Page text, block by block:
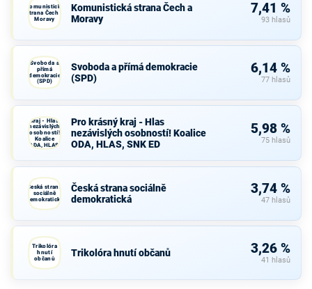
Komunistická
strana Čech a
Moravy
Komunistická strana Čech a
Moravy
7,41 %
93 hlasů
Svoboda a
přímá
demokracie
(SPD)
Svoboda a přímá demokracie
(SPD)
6,14 %
77 hlasů
kraj - Hlas
nezávislých
osobností!
Koalice
ODA, HLAS,
SNK ED
Pro krásný kraj - Hlas
nezávislých osobností! Koalice
ODA, HLAS, SNK ED
5,98 %
75 hlasů
Česká strana
sociálně
demokratická
Česká strana sociálně
demokratická
3,74 %
47 hlasů
Trikolóra
hnutí
občanů
Trikolóra hnutí občanů 3,26 %
41 hlasů